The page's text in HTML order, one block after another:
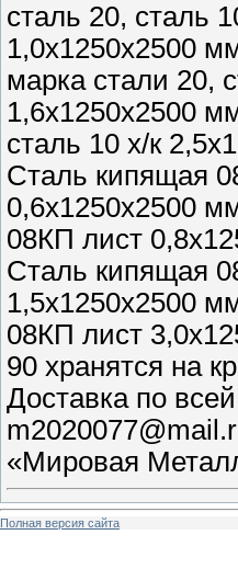
сталь 20, сталь
1,0х1250х2500
марка стали 20,
1,6х1250х2500
сталь 10 х/к
Сталь кипящая
0,6х1250х2500
08КП лист
Сталь кипящая
1,5х1250х2500
08КП лист
90 хранятся на
Доставка по
«Мировая
Полная версия сайта